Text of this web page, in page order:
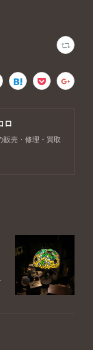
ロ
販売・修理・買取